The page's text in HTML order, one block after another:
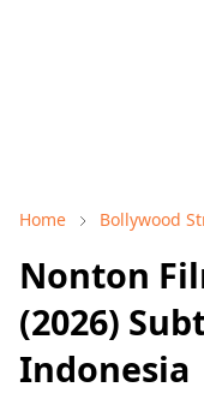
Home Bollywood
Nonton
(2026)
Indonesia